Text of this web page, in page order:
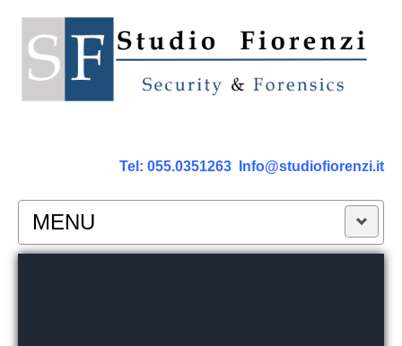
Tel: 055.0351263 Info@studiofiorenzi.it
MENU